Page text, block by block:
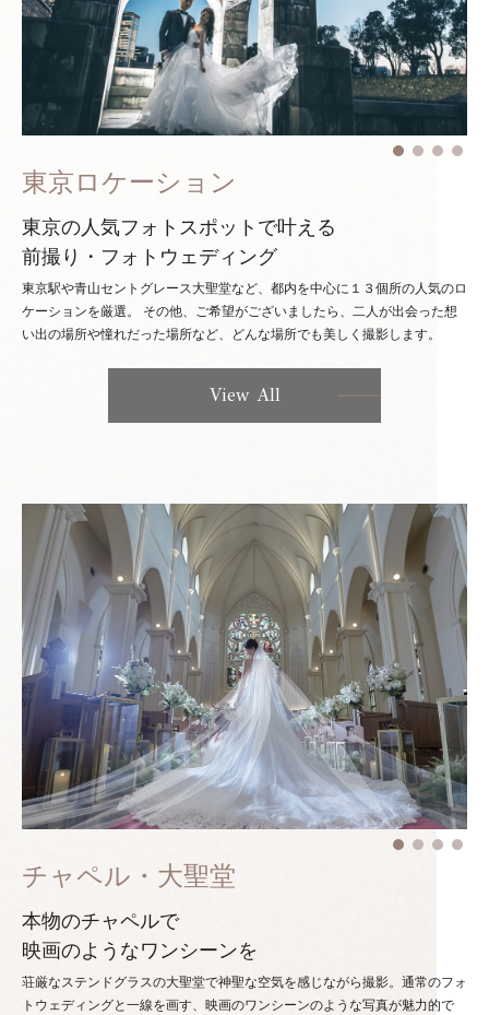
東京ロケーション
東京の人気フォトスポットで叶える
前撮り・フォトウェディング
東京駅や青山セントグレース大聖堂など、都内を中心に１３個所の人気のロ
ケーションを厳選。 その他、ご希望がございましたら、二人が出会った想
い出の場所や憧れだった場所など、どんな場所でも美しく撮影します。
View All
チャペル・大聖堂
本物のチャペルで
映画のようなワンシーンを
荘厳なステンドグラスの大聖堂で神聖な空気を感じながら撮影。通常のフォ
トウェディングと一線を画す、映画のワンシーンのような写真が魅力的で